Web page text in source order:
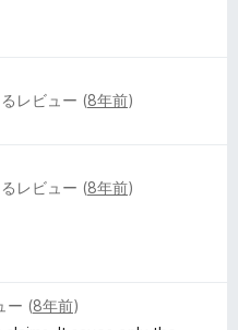
レビュー (8年前)
レビュー (8年前)
ー (8年前)